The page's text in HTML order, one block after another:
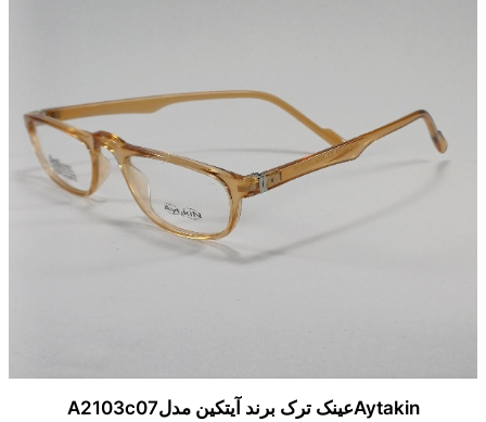
Aytakinعینک ترک برند آیتکین مدلA2103c07